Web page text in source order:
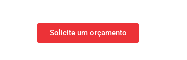
Solicite um orçamento